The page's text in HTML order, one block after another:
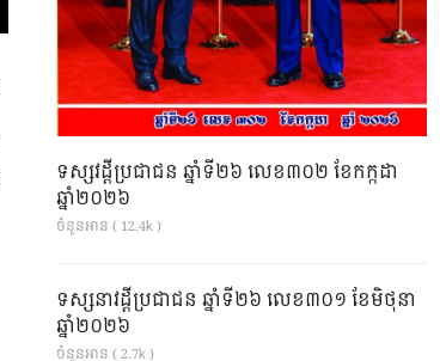
ទស្សវដ្តីប្រជាជន ឆ្នាំទី២៦ លេខ៣០២ ខែកក្កដា
ឆ្នាំ២០២៦
ចំនួនអាន ( 12.4k )
ទស្សនាវដ្ដីប្រជាជន ឆ្នាំទី២៦ លេខ៣០១ ខែមិថុនា
ឆ្នាំ២០២៦
ចំនួនអាន ( 2.7k )